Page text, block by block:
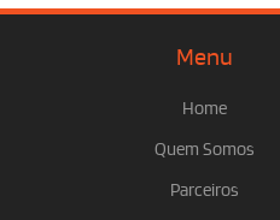
Menu
Home
Quem Somos
Parceiros